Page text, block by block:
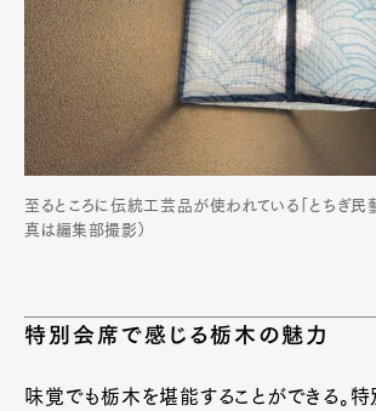
至るところに伝統工芸品が使われている「とちぎ民
真は編集部撮影）
特別会席で感じる栃木の魅力
味覚でも栃木を堪能することができる。